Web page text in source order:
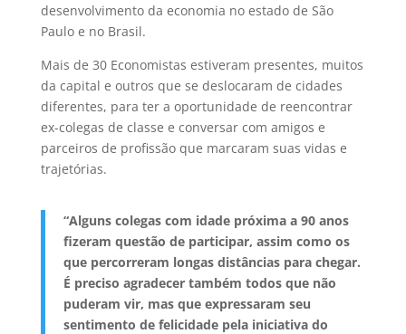
desenvolvimento da economia no estado de São
Paulo e no Brasil.
Mais de 30 Economistas estiveram presentes, muitos
da capital e outros que se deslocaram de cidades
diferentes, para ter a oportunidade de reencontrar
ex-colegas de classe e conversar com amigos e
parceiros de profissão que marcaram suas vidas e
trajetórias.
“Alguns colegas com idade próxima a 90 anos
fizeram questão de participar, assim como os
que percorreram longas distâncias para chegar.
É preciso agradecer também todos que não
puderam vir, mas que expressaram seu
sentimento de felicidade pela iniciativa do